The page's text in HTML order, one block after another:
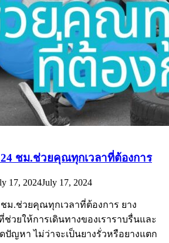
24 ชม.ช่วยคุณทุกเวลาที่ต้องการ
17, 2024July 17, 2024
ชม.ช่วยคุณทุกเวลาที่ต้องการ ยาง
วยให้การเดินทางของเราราบรื่นและ
ปัญหา ไม่ว่าจะเป็นยางรั่วหรือยางแตก